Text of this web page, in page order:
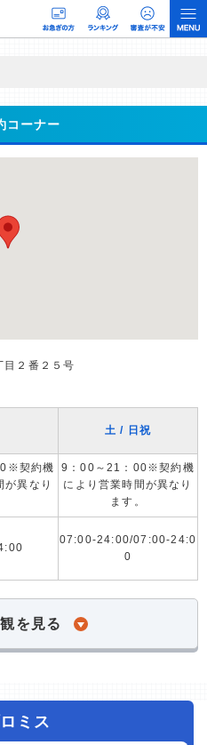
集部の調査／ユーザーへの口コミ収集な
行っています。
コーナー
目２番２５号
土 / 日祝
契約機
が異なり
9：00～21：00※契約機
により営業時間が異なり
ます。
07:00-24:00/07:00-24:0
0
を見る
ミス